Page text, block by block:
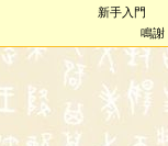
新手入門
鳴謝